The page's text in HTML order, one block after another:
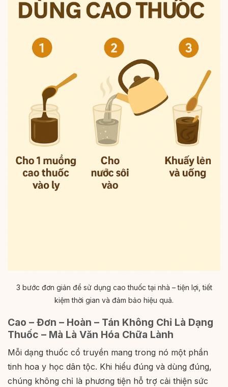
3 bước đơn giản để sử dụng cao thuốc tại nhà – tiện lợi, tiết
kiệm thời gian và đảm bảo hiệu quả.
Cao – Đơn – Hoàn – Tán Không Chỉ Là Dạng
Thuốc – Mà Là Văn Hóa Chữa Lành
Mỗi dạng thuốc cổ truyền mang trong nó một phần
tinh hoa y học dân tộc. Khi hiểu đúng và dùng đúng,
chúng không chỉ là phương tiện hỗ trợ cải thiện sức